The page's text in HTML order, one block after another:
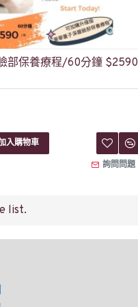
部保養療程/60分鐘 $2590
入購物車
詢問問題
list.